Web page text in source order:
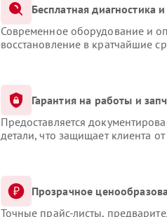
Бесплатная диагностика
Современное оборудование и
восстановление в кратчайшие
Гарантия на работы и
Предоставляется
детали, что защищает клиента
Прозрачное
Точные прайс-листы,